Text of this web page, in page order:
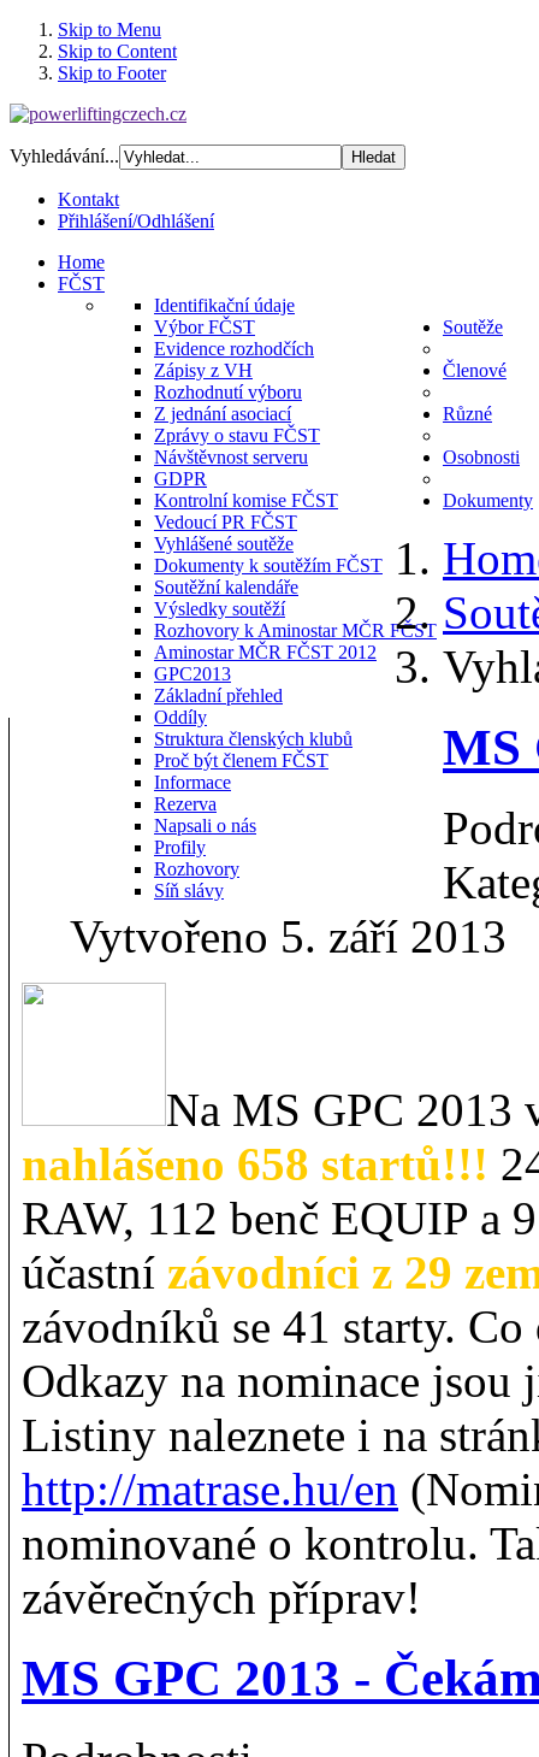
Skip to Menu
Skip to Content
Skip to Footer
Vyhledávání...
Kontakt
Přihlášení/Odhlášení
Home
FČST
Identifikační údaje
Výbor FČST
Evidence rozhodčích
Zápisy z VH
Rozhodnutí výboru
Z jednání asociací
Zprávy o stavu FČST
Návštěvnost serveru
GDPR
Kontrolní komise FČST
Vedoucí PR FČST
Soutěže
Vyhlášené soutěže
Dokumenty k soutěžím FČST
Soutěžní kalendáře
Výsledky soutěží
Rozhovory k Aminostar MČR FČST
Aminostar MČR FČST 2012
GPC2013
Členové
Základní přehled
Oddíly
Struktura členských klubů
Proč být členem FČST
Různé
Informace
Rezerva
Osobnosti
Napsali o nás
Profily
Rozhovory
Síň slávy
Dokumenty
MS
Vytvořeno 5. září 2013
Na MS GPC 2013
nahlášeno 658 startů!!!
RAW, 112 benč EQUIP a
účastní závodníci z 29
závodníků se 41 starty.
Odkazy na nominace jsou
Listiny naleznete i na
http://matrase.hu/en
nominované o kontrolu.
závěrečných příprav!
MS GPC 2013 -